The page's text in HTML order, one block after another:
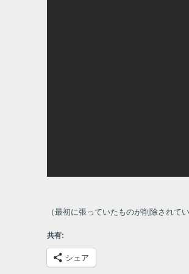
（最初に張っていたものが削除されて
共有:
シェア